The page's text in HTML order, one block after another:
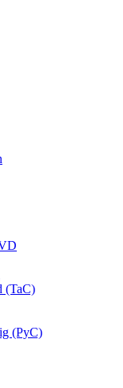
(TaC)
(PyC)